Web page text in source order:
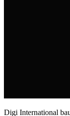
Digi International